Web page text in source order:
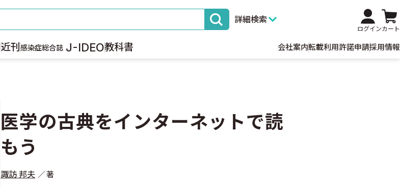
詳細検索
ログインカート
近刊 感染症総合誌 J-IDEO教科書 会社案内転載利用許諾申請採用情報
医学の古典をインターネットで読
もう
諏訪 邦夫 著